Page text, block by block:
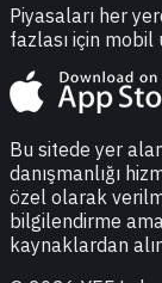
Piyasaları her
fazlası için mobil
Bu sitede yer
danışmanlığı
özel olarak
bilgilendirme
kaynaklardan